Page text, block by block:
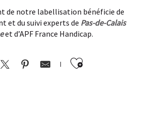
de notre labellisation bénéficie de
et du suivi experts de Pas-de-Calais
et d’APF France Handicap.
Ajouter